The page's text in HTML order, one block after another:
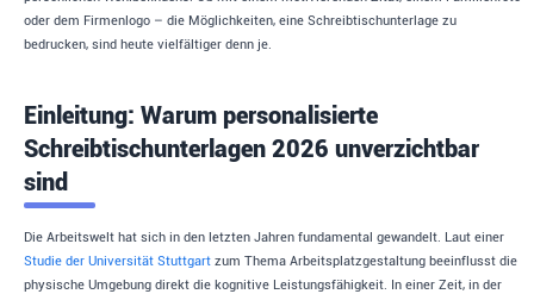
oder dem Firmenlogo – die Möglichkeiten, eine Schreibtischunterlage zu
bedrucken, sind heute vielfältiger denn je.
Einleitung: Warum personalisierte
Schreibtischunterlagen 2026 unverzichtbar
sind
Die Arbeitswelt hat sich in den letzten Jahren fundamental gewandelt. Laut einer
Studie der Universität Stuttgart zum Thema Arbeitsplatzgestaltung beeinflusst die
physische Umgebung direkt die kognitive Leistungsfähigkeit. In einer Zeit, in der